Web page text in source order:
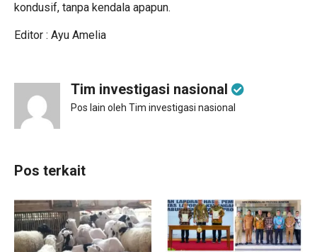
kondusif, tanpa kendala apapun.
Editor : Ayu Amelia
Tim investigasi nasional
Pos lain oleh Tim investigasi nasional
Pos terkait